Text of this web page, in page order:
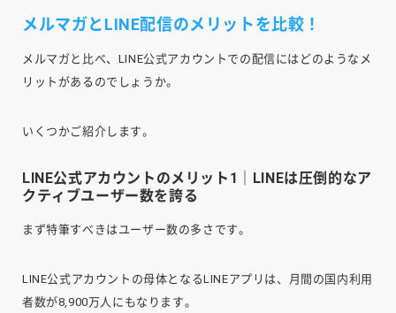
メルマガとLINE配信のメリットを比較！
メルマガと比べ、LINE公式アカウントでの配信にはどのようなメ
リットがあるのでしょうか。
いくつかご紹介します。
LINE公式アカウントのメリット1｜LINEは圧倒的なア
クティブユーザー数を誇る
まず特筆すべきはユーザー数の多さです。
LINE公式アカウントの母体となるLINEアプリは、月間の国内利用
者数が8,900万人にもなります。